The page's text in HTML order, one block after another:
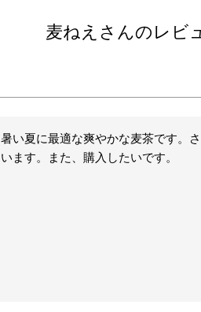
麦ねえさんのレビ
暑い夏に最適な爽やかな麦茶です。
います。また、購入したいです。